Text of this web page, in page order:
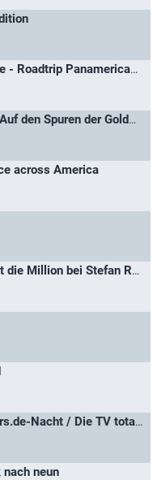
Joey Kelly und Familie - Roadtrip Panamericana
Adventure Buddies – Auf den Spuren der Goldgräber
across America
Du gewinnst hier nicht die Million bei Stefan Raab
Die TV total Pokerstars.de-Nacht / Die TV total EuroPoker.net Nacht
nach neun